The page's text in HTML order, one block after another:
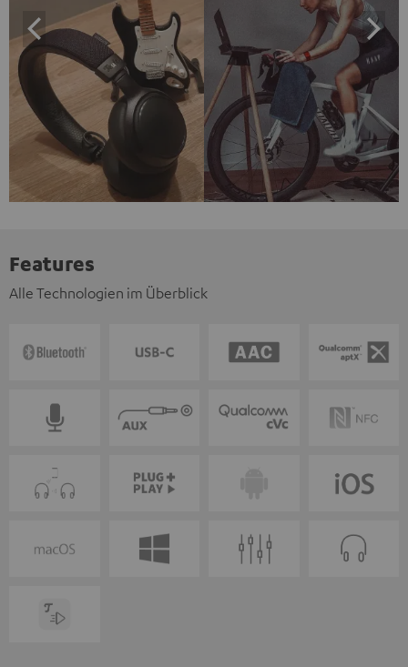
Features
Alle Technologien im Überblick